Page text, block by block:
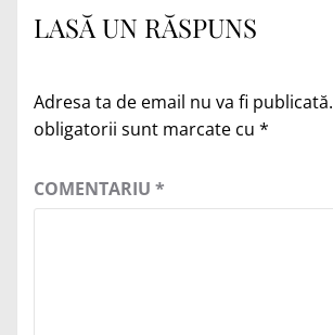
LASĂ UN RĂSPUNS
Adresa ta de email nu va fi publicată.
obligatorii sunt marcate cu *
COMENTARIU *